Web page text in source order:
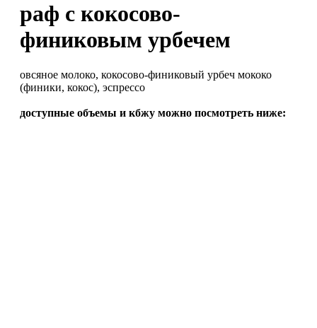
раф с кокосово-
финиковым урбечем
овсяное молоко, кокосово-финиковый урбеч мококо
(финики, кокос), эспрессо
доступные объемы и кбжу можно посмотреть ниже: